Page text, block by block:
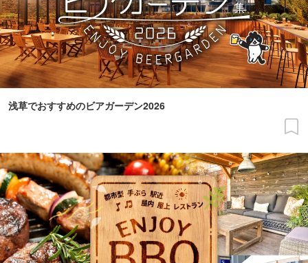
浅草でおすすめのビアガーデン2026